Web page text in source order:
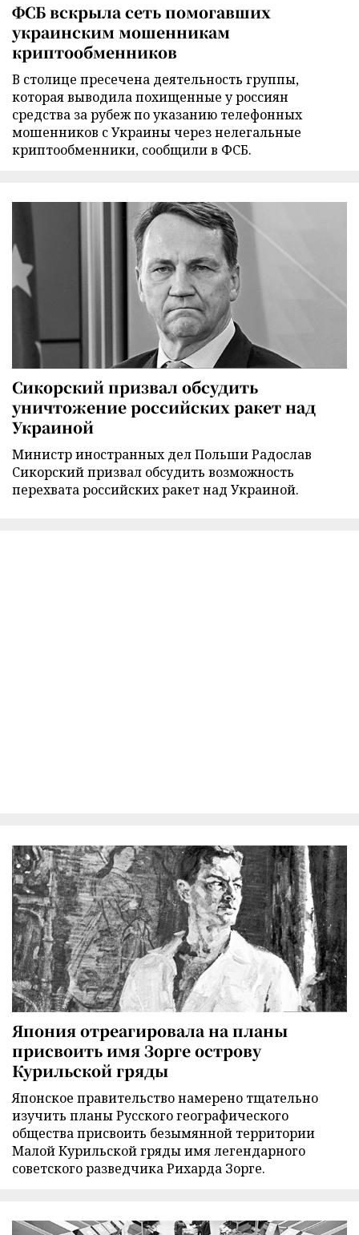
ФСБ вскрыла сеть помогавших
украинским мошенникам
криптообменников
В столице пресечена деятельность группы,
которая выводила похищенные у россиян
средства за рубеж по указанию телефонных
мошенников с Украины через нелегальные
криптообменники, сообщили в ФСБ.
Сикорский призвал обсудить
уничтожение российских ракет над
Украиной
Министр иностранных дел Польши Радослав
Сикорский призвал обсудить возможность
перехвата российских ракет над Украиной.
Япония отреагировала на планы
присвоить имя Зорге острову
Курильской гряды
Японское правительство намерено тщательно
изучить планы Русского географического
общества присвоить безымянной территории
Малой Курильской гряды имя легендарного
советского разведчика Рихарда Зорге.